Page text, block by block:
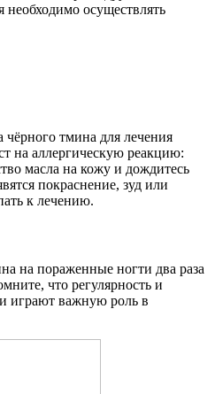
необходимо осуществлять
тмина для лечения
на аллергическую реакцию:
масла на кожу и дождитесь
покраснение, зуд или
к лечению.
на пораженные ногти два раза
что регулярность и
играют важную роль в